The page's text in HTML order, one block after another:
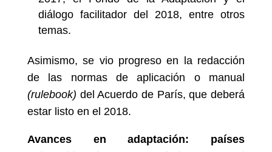
diálogo facilitador del 2018, entre otros
temas.
Asimismo, se vio progreso en la redacción
de las normas de aplicación o manual
(rulebook) del Acuerdo de París, que deberá
estar listo en el 2018.
Avances en adaptación: países